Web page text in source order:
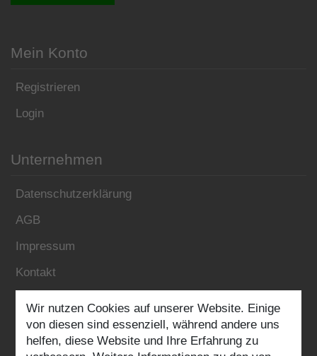
Mein Konto
Registrieren
Login
Unternehmen
Datenschutzerklärung
AGB
Impressum
Kontakt
Folgen Sie uns:
Wir nutzen Cookies auf unserer Website. Einige
von diesen sind essenziell, während andere uns
helfen, diese Website und Ihre Erfahrung zu